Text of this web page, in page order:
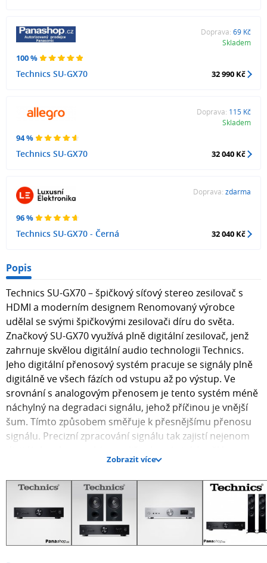
100 %
Technics SU-GX70
Doprava: 69 Kč
Skladem
32 990 Kč
94 %
Technics SU-GX70
Doprava: 115 Kč
Skladem
32 040 Kč
96 %
Technics SU-GX70 - Černá
Doprava: zdarma
32 040 Kč
Popis
Technics SU-GX70 – špičkový síťový stereo zesilovač s
HDMI a moderním designem Renomovaný výrobce
udělal se svými špičkovými zesilovači díru do světa.
Značkový SU-GX70 využívá plně digitální zesilovač, jenž
zahrnuje skvělou digitální audio technologii Technics.
Jeho digitální přenosový systém pracuje se signály plně
digitálně ve všech fázích od vstupu až po výstup. Ve
srovnání s analogovým přenosem je tento systém méně
náchylný na degradaci signálu, jehož příčinou je vnější
šum. Tímto způsobem směřuje k přesnějšímu přenosu
signálu. Precizní zpracování signálu tak zajistí nejenom
texturu, která je vlastní analogovým nahrávkám. Audio
komponenty JENO Engine v HDMI ARC (Audio Return
Channel) byl poprvé instalován v produktu Technics. Tak
pomáhá snížit jakékoli zhoršení zvukových kvalit, které by
mohlo vzniknout chvěním během přenosu digitálních
zvukových signálů (S/PDIF). Tak je zajištěna
Zobrazit více